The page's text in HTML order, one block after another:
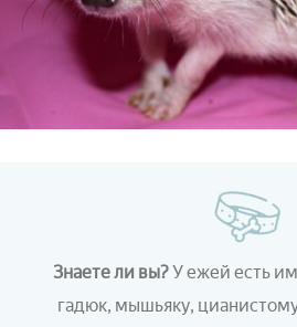
Знаете ли вы?У ежей есть
гадюк, мышьяку,